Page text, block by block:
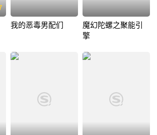
我的恶毒男配们
魔幻陀螺之聚能引
擎